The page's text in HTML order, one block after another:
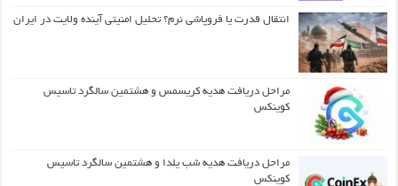
انتقال قدرت یا فروپاشی نرم؟ تحلیل امنیتی آینده ولایت در ایران
مراحل دریافت هدیه کریسمس و هشتمین سالگرد تاسیس
کوینکس
مراحل دریافت هدیه شب یلدا و هشتمین سالگرد تاسیس
کوینکس